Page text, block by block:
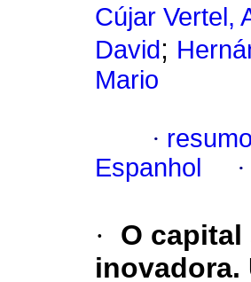
Cújar Vertel,
David ;
Mario
·
Espanhol
·
·
O
inovadora.